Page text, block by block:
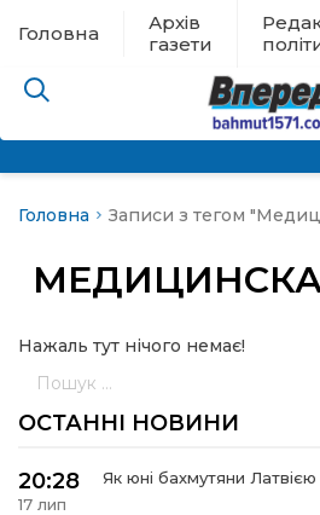
Головна
Архів
газети
евакуації
новини
Головна Записи з тегом
Нажаль тут нічого немає!
ОСТАННІ НОВИНИ
20:28
17 лип
Як юні бахмутяни